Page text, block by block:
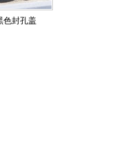
色封孔盖